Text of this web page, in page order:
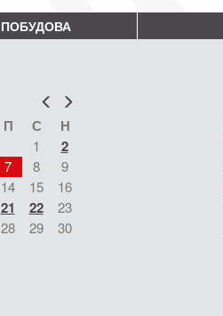
ПОБУДОВА
Попер
П С Н
1 2
7 8
9
14 15
16
21 22
23
28 29
30